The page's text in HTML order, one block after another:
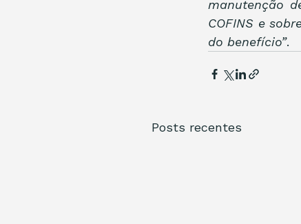
manutenção
COFINS e
do benefício”.
Posts recentes